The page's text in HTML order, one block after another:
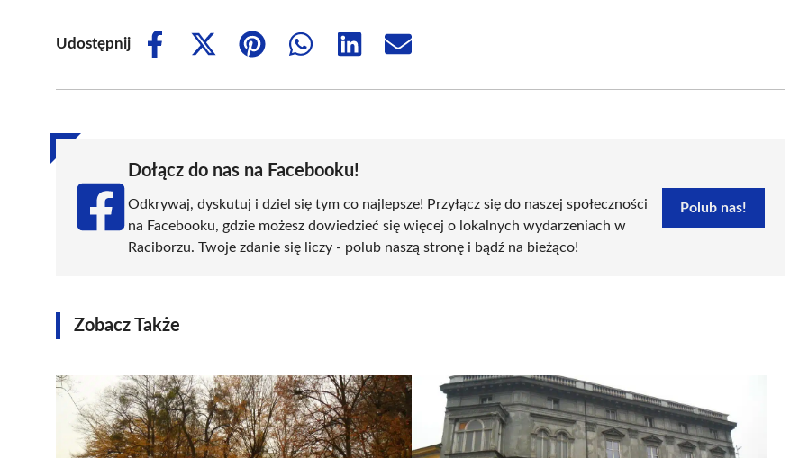
Udostępnij
Share
Share
(Twitter)
Share
Share
Share
Share
Dołącz do nas na Facebooku!
Odkrywaj, dyskutuj i dziel się tym co najlepsze! Przyłącz się do naszej społeczności
na Facebooku, gdzie możesz dowiedzieć się więcej o lokalnych wydarzeniach w
Raciborzu. Twoje zdanie się liczy - polub naszą stronę i bądź na bieżąco!
Polub nas!
Zobacz Także